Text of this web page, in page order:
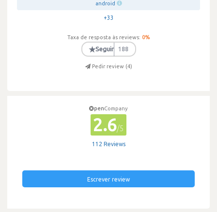
android
+33
Taxa de resposta às reviews: 0%
★Seguir 188
Pedir review (4)
penCompany
2.6/5
112 Reviews
Escrever review